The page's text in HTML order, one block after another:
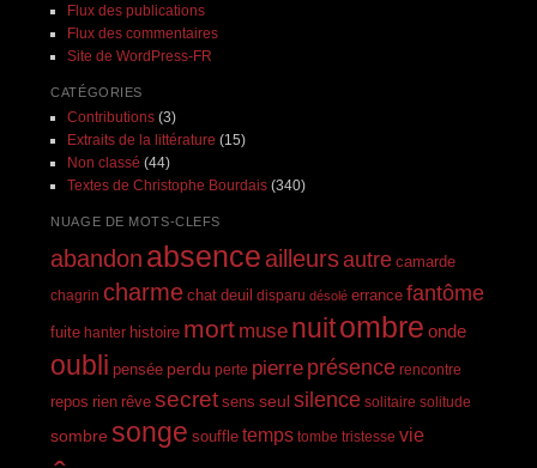
Flux des publications
Flux des commentaires
Site de WordPress-FR
CATÉGORIES
Contributions(3)
Extraits de la littérature (15)
Non classé (44)
Textes de Christophe Bourdais(340)
NUAGE DE MOTS-CLEFS
abandon absence ailleursautre camarde
chagrin charme chat deuil disparu désolé errance fantôme
fuite hanter histoire mort muse nuitombre onde
oubli pensée perdu perte pierre présence rencontre
repos rien rêve secret sens seul silence solitaire solitude
sombre songe souffle temps tombe tristesse vie